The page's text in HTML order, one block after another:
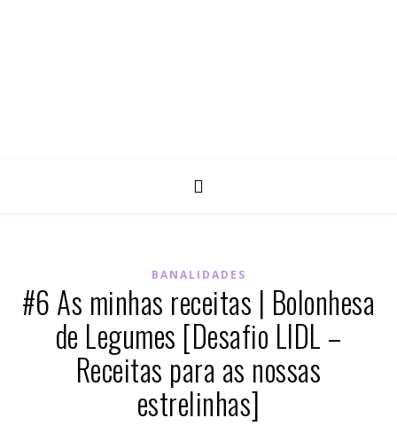
BANALIDADES
#6 As minhas receitas | Bolonhesa
de Legumes [Desafio LIDL –
Receitas para as nossas
estrelinhas]